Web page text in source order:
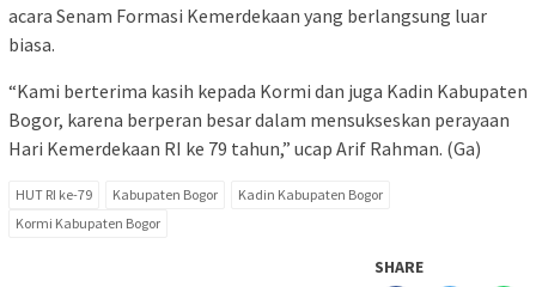
acara Senam Formasi Kemerdekaan yang berlangsung luar
biasa.
“Kami berterima kasih kepada Kormi dan juga Kadin Kabupaten
Bogor, karena berperan besar dalam mensukseskan perayaan
Hari Kemerdekaan RI ke 79 tahun,” ucap Arif Rahman. (Ga)
HUT RI ke-79 Kabupaten Bogor
Kadin Kabupaten Bogor
Kormi Kabupaten Bogor
SHARE